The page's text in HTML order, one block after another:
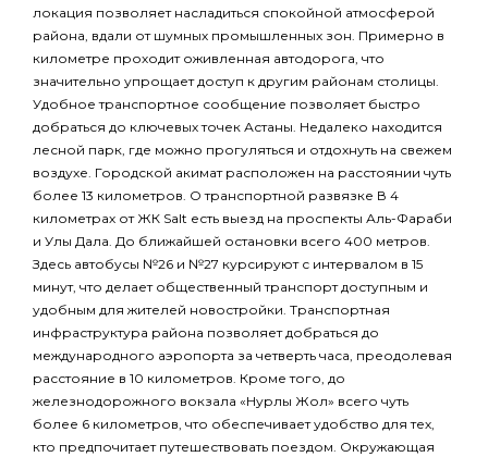
локация позволяет насладиться спокойной атмосферой
района, вдали от шумных промышленных зон. Примерно в
километре проходит оживленная автодорога, что
значительно упрощает доступ к другим районам столицы.
Удобное транспортное сообщение позволяет быстро
добраться до ключевых точек Астаны. Недалеко находится
лесной парк, где можно прогуляться и отдохнуть на свежем
воздухе. Городской акимат расположен на расстоянии чуть
более 13 километров. О транспортной развязке В 4
километрах от ЖК Salt есть выезд на проспекты Аль-Фараби
и Улы Дала. До ближайшей остановки всего 400 метров.
Здесь автобусы №26 и №27 курсируют с интервалом в 15
минут, что делает общественный транспорт доступным и
удобным для жителей новостройки. Транспортная
инфраструктура района позволяет добраться до
международного аэропорта за четверть часа, преодолевая
расстояние в 10 километров. Кроме того, до
железнодорожного вокзала «Нурлы Жол» всего чуть
более 6 километров, что обеспечивает удобство для тех,
кто предпочитает путешествовать поездом. Окружающая